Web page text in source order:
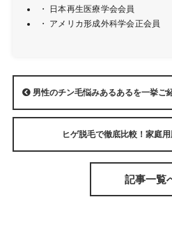
・ 日本再生医療学会会員
・ アメリカ形成外科学会正会員
男性のチン毛悩みあるあるを一挙ご
ヒゲ脱毛で徹底比較！家庭
記事一覧